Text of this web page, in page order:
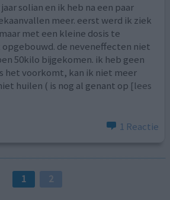
solian en ik heb na een paar
meer. eerst werd ik ziek
met een kleine dosis te
de neveneffecten niet
50kilo bijgekomen. ik heb geen
het voorkomt, kan ik niet meer
huilen ( is nog al genant op [lees
1 Reactie
1 2